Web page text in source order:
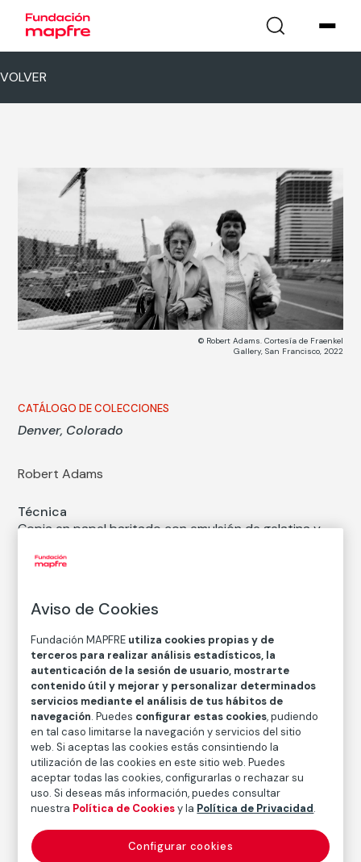
VOLVER
© Robert Adams. Cortesía de Fraenkel
Gallery, San Francisco, 2022
CATÁLOGO DE COLECCIONES
Denver, Colorado
Robert Adams
Técnica
Copia en papel baritado con emulsión de gelatina y
Medidas
Medidas papel: 35,6 × 39,4 cm
Inventario
FM000837
Fecha
1966/1967
Inscripción/Leyenda
Anotado por el artista a lápiz en el verso: "Denver,
Colorado (copia realizada probablemente a inicios de
los años mil novecientos ochenta RA)”
Autor
Robert Adams
Aviso de Cookies
Fundación MAPFRE utiliza cookies propias y de
terceros para realizar análisis estadísticos, la
autenticación de la sesión de usuario, mostrarte
contenido útil y mejorar y personalizar determinados
servicios mediante el análisis de tus hábitos de
navegación. Puedes configurar estas cookies, pudiendo
en tal caso limitarse la navegación y servicios del sitio
web. Si aceptas las cookies estás consintiendo la
utilización de las cookies en este sitio web. Puedes
aceptar todas las cookies, configurarlas o rechazar su
uso. Si deseas más información, puedes consultar
nuestra Política de Cookiesy la Política de Privacidad.
Configurar cookies